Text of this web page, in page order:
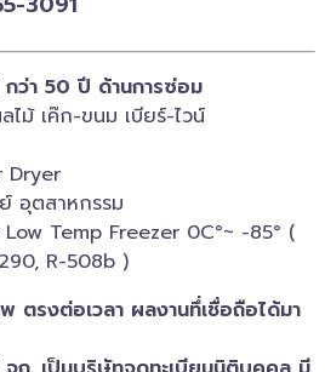
ว่า 50 ปี ด้านการซ่อม
ไม้ เค๊ก-ขนม เบียร์-ไวน์​
Dryer
อุตสาหกรรม
Low Temp Freezer 0C°~ -​85° (
R-508b )
รงต่อเวลา ผลงานทึ่เชื่อถือได้มา